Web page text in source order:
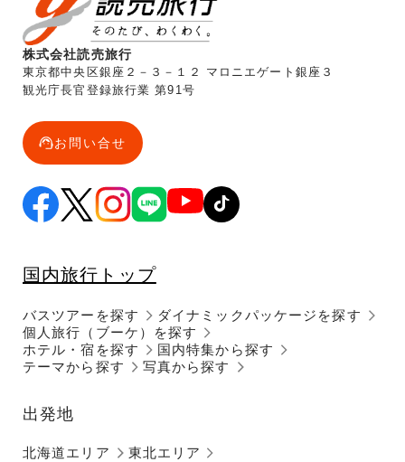
株式会社読売旅行
東京都中央区銀座２－３－１２ マロニエゲート銀座３
観光庁長官登録旅行業 第91号
お問い合せ
国内旅行トップ
バスツアーを探す
個人旅行（ブーケ）を探す
ダイナミックパッケージを探す
ホテル・宿を探す
国内特集から探す
テーマから探す
写真から探す
出発地
北海道エリア
東北エリア